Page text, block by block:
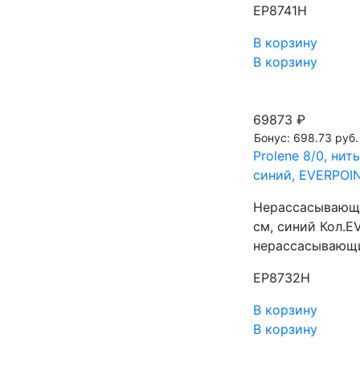
EP8741H
В корзину
В корзину
69873 ₽
Бонус: 698.73 руб.
Prolene 8/0,
синий,
см, синий
EP8732H
В корзину
В корзину